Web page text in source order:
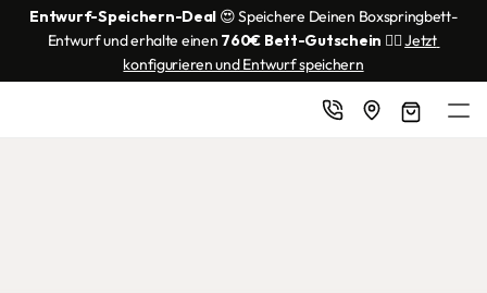
Entwurf-Speichern-Deal 😍 Speichere Deinen Boxspringbett-
Entwurf und erhalte einen 760€ Bett-Gutschein 👌🏼 Jetzt
konfigurieren und Entwurf speichern